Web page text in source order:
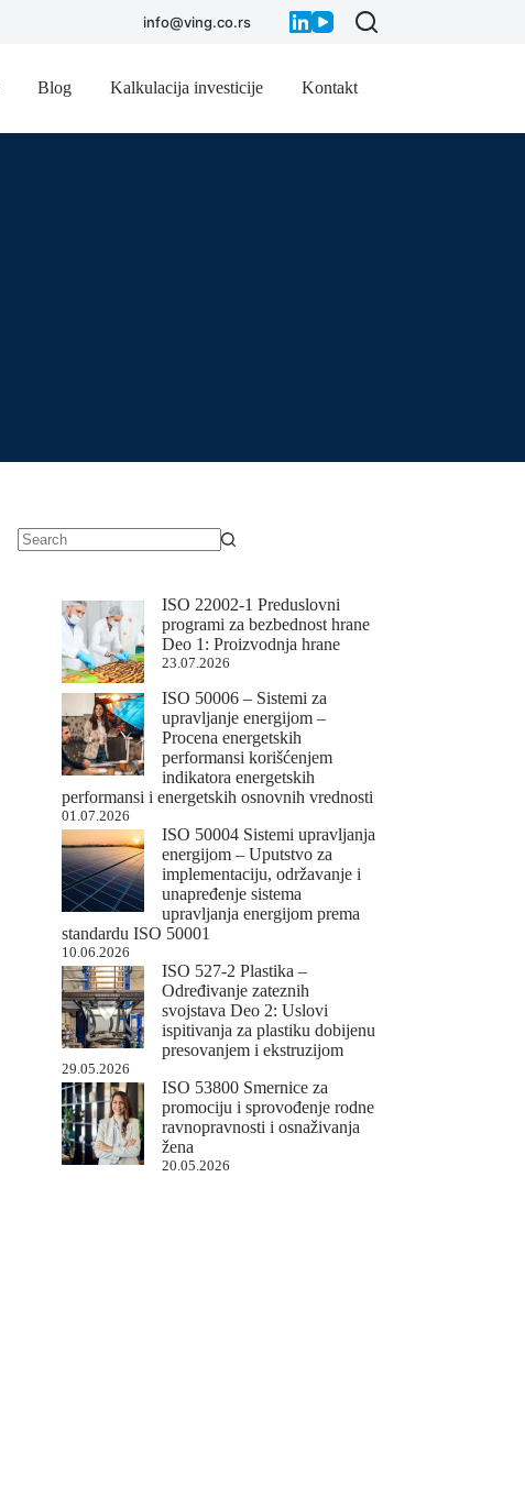
info@ving.co.rs
Blog Kalkulacija investicije Kontakt
ISO 22002-1 Preduslovni
programi za bezbednost hrane
Deo 1: Proizvodnja hrane
23.07.2026
ISO 50006 – Sistemi za
upravljanje energijom –
Procena energetskih
performansi korišćenjem
indikatora energetskih
performansi i energetskih osnovnih vrednosti
01.07.2026
ISO 50004 Sistemi upravljanja
energijom – Uputstvo za
implementaciju, održavanje i
unapređenje sistema
upravljanja energijom prema
standardu ISO 50001
10.06.2026
ISO 527-2 Plastika –
Određivanje zateznih
svojstava Deo 2: Uslovi
ispitivanja za plastiku dobijenu
presovanjem i ekstruzijom
29.05.2026
ISO 53800 Smernice za
promociju i sprovođenje rodne
ravnopravnosti i osnaživanja
žena
20.05.2026